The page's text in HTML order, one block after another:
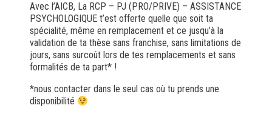
Avec l’AICB, La RCP – PJ (PRO/PRIVE) – ASSISTANCE
PSYCHOLOGIQUE t’est offerte quelle que soit ta
spécialité, même en remplacement et ce jusqu’à la
validation de ta thèse sans franchise, sans limitations de
jours, sans surcoût lors de tes remplacements et sans
formalités de ta part* !
*nous contacter dans le seul cas où tu prends une
disponibilité